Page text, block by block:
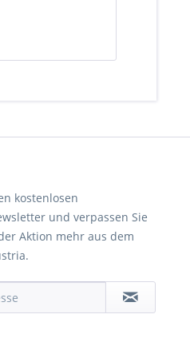
kostenlosen
und verpassen Sie
Aktion mehr aus dem